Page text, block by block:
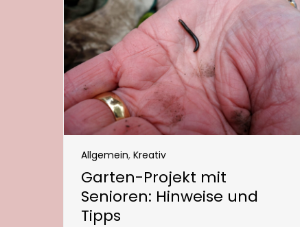
Allgemein, Kreativ
Garten-Projekt mit
Senioren: Hinweise und
Tipps